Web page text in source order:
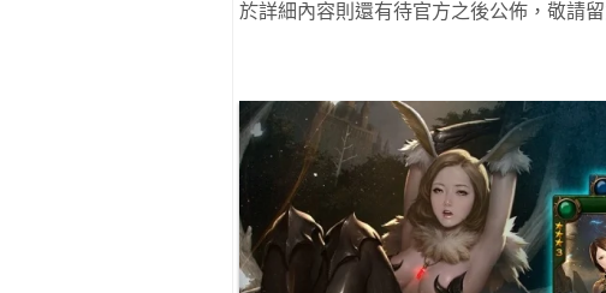
於詳細內容則還有待官方之後公佈，敬請留